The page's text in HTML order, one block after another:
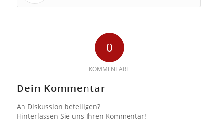
0
KOMMENTARE
Dein Kommentar
An Diskussion beteiligen?
Hinterlassen Sie uns Ihren Kommentar!